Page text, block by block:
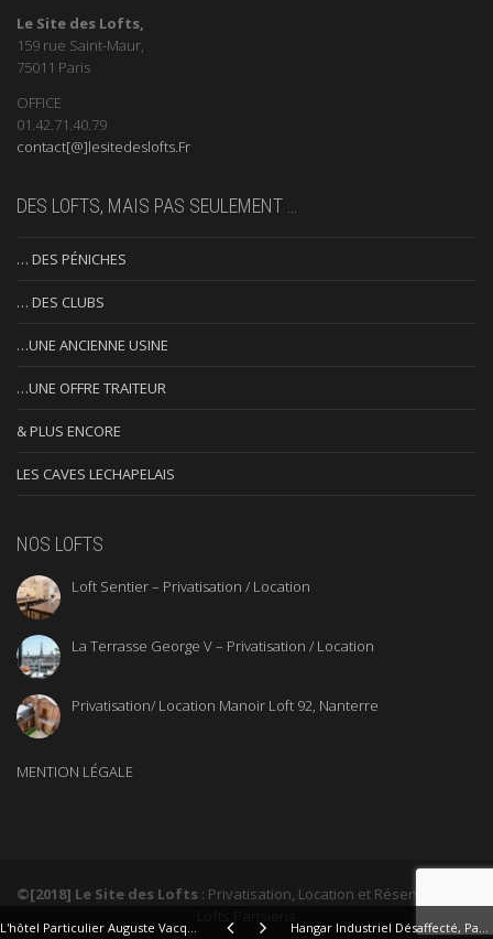
L'hôtel Particulier Auguste Vacquerie, Paris 16e Hangar Industriel Désaffecté, Paris 19e
Le Site des Lofts,
159 rue Saint-Maur,
75011 Paris
OFFICE
01.42.71.40.79
contact[@]lesitedeslofts.Fr
DES LOFTS, MAIS PAS SEULEMENT …
… DES PÉNICHES
… DES CLUBS
…UNE ANCIENNE USINE
…UNE OFFRE TRAITEUR
& PLUS ENCORE
LES CAVES LECHAPELAIS
NOS LOFTS
Loft Sentier – Privatisation / Location
La Terrasse George V – Privatisation / Location
Privatisation/ Location Manoir Loft 92, Nanterre
MENTION LÉGALE
©[2018] Le Site des Lofts : Privatisation, Location et Réservation de